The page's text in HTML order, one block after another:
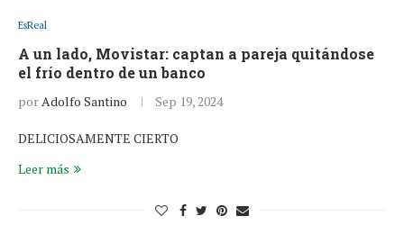
EsReal
A un lado, Movistar: captan a pareja quitándose
el frío dentro de un banco
porAdolfo Santino Sep 19, 2024
DELICIOSAMENTE CIERTO
Leer más